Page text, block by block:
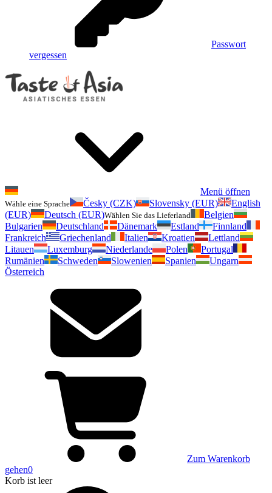
Passwort
vergessen
Menü öffnen
Wähle eine Sprache Česky (CZK) Slovensky (EUR)
English
(EUR)
Deutsch (EUR)Wählen Sie das Lieferland
Belgien
Bulgarien
Deutschland Dänemark Estland
Finnland
Frankreich
Griechenland Italien Kroatien
Lettland
Litauen
Luxemburg Niederlande Polen
Portugal
Rumänien
Schweden Slowenien Spanien
Ungarn
Österreich
Zum Warenkorb
gehen0
Korb ist leer